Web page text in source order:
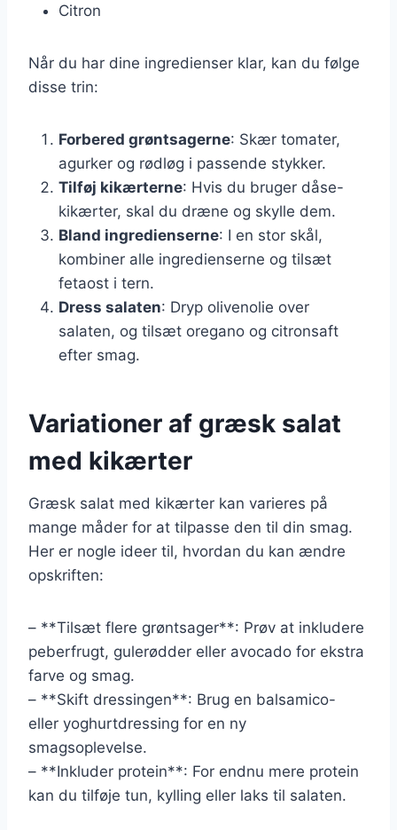
Citron
Når du har dine ingredienser klar, kan du følge
disse trin:
Forbered grøntsagerne: Skær tomater,
agurker og rødløg i passende stykker.
Tilføj kikærterne: Hvis du bruger dåse-
kikærter, skal du dræne og skylle dem.
Bland ingredienserne: I en stor skål,
kombiner alle ingredienserne og tilsæt
fetaost i tern.
Dress salaten: Dryp olivenolie over
salaten, og tilsæt oregano og citronsaft
efter smag.
Variationer af græsk salat
med kikærter
Græsk salat med kikærter kan varieres på
mange måder for at tilpasse den til din smag.
Her er nogle ideer til, hvordan du kan ændre
opskriften:
– **Tilsæt flere grøntsager**: Prøv at inkludere
peberfrugt, gulerødder eller avocado for ekstra
farve og smag.
– **Skift dressingen**: Brug en balsamico-
eller yoghurtdressing for en ny
smagsoplevelse.
– **Inkluder protein**: For endnu mere protein
kan du tilføje tun, kylling eller laks til salaten.